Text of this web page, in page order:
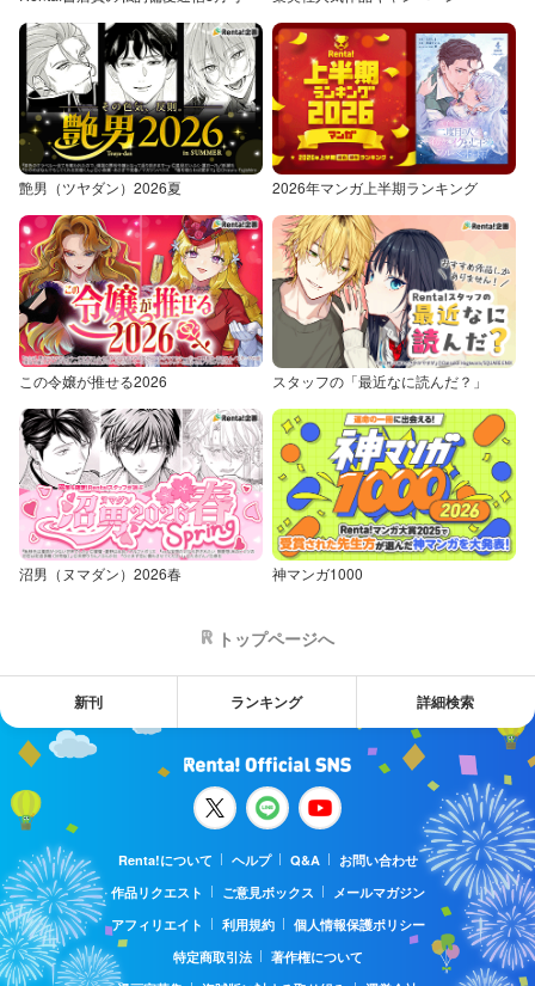
艶男（ツヤダン）2026夏 2026年マンガ上半期ランキング
この令嬢が推せる2026 スタッフの「最近なに読んだ？」
沼男（ヌマダン）2026春 神マンガ1000
トップページへ
新刊 ランキング 詳細検索
Renta!について ヘルプ Q&A
お問い合わせ
作品リクエスト
ご意見ボックス
メールマガジン
アフィリエイト
利用規約
個人情報保護ポリシー
特定商取引法
著作権について